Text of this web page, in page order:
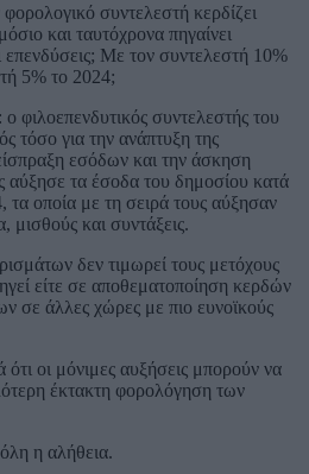
συντελεστή κερδίζει
και ταυτόχρονα πηγαίνει
επενδύσεις; Με τον συντελεστή 10%
5% το 2024;
φιλοεπενδυτικός συντελεστής του
τόσο για την ανάπτυξη της
εσόδων και την άσκηση
αύξησε τα έσοδα του δημοσίου κατά
οποία με τη σειρά τους αύξησαν
μισθούς και συντάξεις.
δεν τιμωρεί τους μετόχους
είτε σε αποθεματοποίηση κερδών
σε άλλες χώρες με πιο ευνοϊκούς
ότι οι μόνιμες αυξήσεις μπορούν να
έκτακτη φορολόγηση των
η αλήθεια.